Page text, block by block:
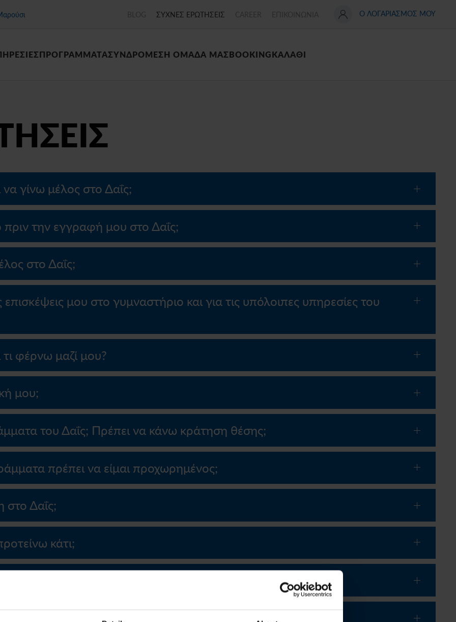
BLOG ΣΥΧΝΕΣ ΕΡΩΤΗΣΕΙΣ CAREER ΕΠΙΚΟΙΝΩΝΙΑ Ο ΛΟΓΑΡΙΑΣΜΟΣ ΜΟΥ
ΠΡΟΓΡΑΜΜΑΤΑΣΥΝΔΡΟΜΕΣΗ ΟΜΑΔΑ ΜΑΣBOOKINGΚΑΛΑΘΙ
να γίνω μέλος στο Δαΐς;
την εγγραφή μου στο Δαΐς;
στο Δαΐς;
μου στο γυμναστήριο και για τις υπόλοιπες υπηρεσίες του
φέρνω μαζί μου?
μου;
του Δαΐς; Πρέπει να κάνω κράτηση θέσης;
πρέπει να είμαι προχωρημένος;
Δαΐς;
κάτι;
του Δαΐς;